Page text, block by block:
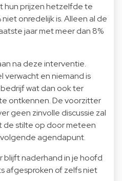
hun prijzen hetzelfde te
onredelijk is. Alleen al de
jaar met meer dan 8%
na deze interventie.
verwacht en niemand is
wat dan ook ter
ontkennen. De voorzitter
geen zinvolle discussie zal
de stilte op door meteen
agendapunt.
blijft naderhand in je hoofd
afgesproken of zelfs niet